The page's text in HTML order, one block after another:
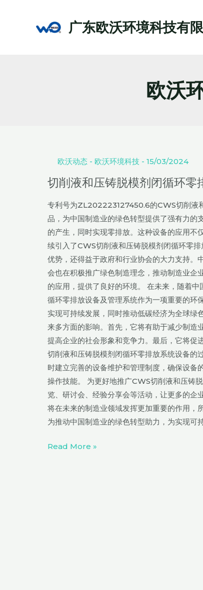
广东欧沃环境科技有
欧沃
欧沃动态- 欧沃环境科技 - 15/03/2024
切削液和压铸脱模剂闭循环
专利号为ZL202223127450.6的CWS切削液
品，为中国制造业的绿色转型提供了强有力的
的产生，同时实现零排放。这种设备的应用不
续引入了CWS切削液和压铸脱模剂闭循环零
优势，还得益于政府和行业协会的大力支持。
会也在积极推广绿色制造理念，推动制造业企
的应用，提供了良好的环境。 在未来，随着
循环零排放设备及管理系统作为一项重要的环
实现可持续发展，同时推动低碳经济为全球
来多方面的影响。首先，它将有助于减少制造
提高企业的社会形象和竞争力。最后，它将促
切削液和压铸脱模剂闭循环零排放系统设备的
时建立完善的设备维护和管理制度，确保设备
操作技能。 为更好地推广CWS切削液和压铸
览、研讨会、经验分享会等活动，让更多的企
将在未来的制造业领域发挥更加重要的作用，
为推动中国制造业的绿色转型助力，为实现可
压
铸
脱
模
剂
闭
循
环
零
排
放
系
统
设
备，
助
力
中
绿
Read More »